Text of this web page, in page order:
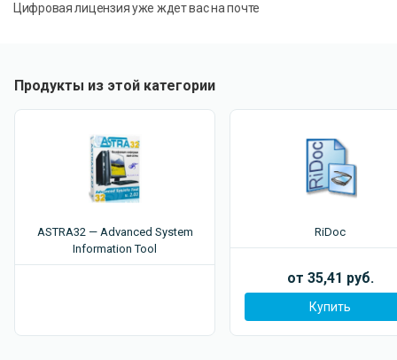
Цифровая лицензия уже ждет вас на почте
Продукты из этой категории
ASTRA32 — Advanced System
Information Tool
RiDoc
от 35,41 руб.
Купить